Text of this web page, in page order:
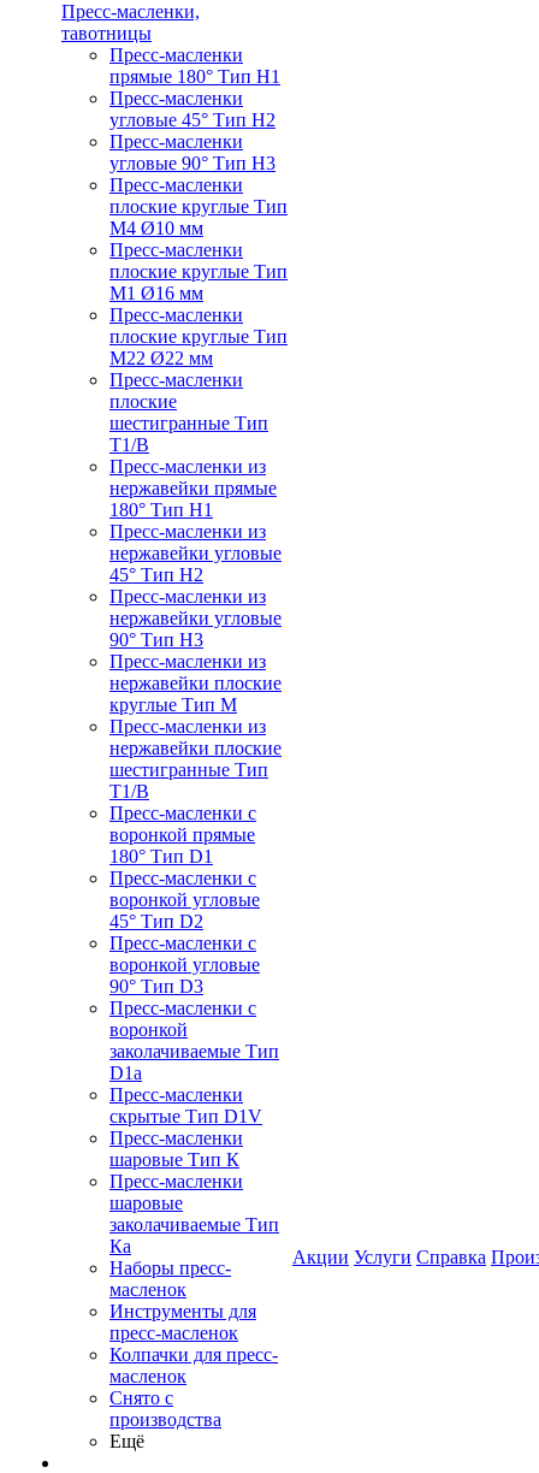
Пресс-масленки,
тавотницы
Пресс-масленки
прямые 180° Тип H1
Пресс-масленки
угловые 45° Тип H2
Пресс-масленки
угловые 90° Тип H3
Пресс-масленки
плоские круглые Тип
M4 Ø10 мм
Пресс-масленки
плоские круглые Тип
M1 Ø16 мм
Пресс-масленки
плоские круглые Тип
M22 Ø22 мм
Пресс-масленки
плоские
шестигранные Тип
T1/B
Пресс-масленки из
нержавейки прямые
180° Тип H1
Пресс-масленки из
нержавейки угловые
45° Тип H2
Пресс-масленки из
нержавейки угловые
90° Тип H3
Пресс-масленки из
нержавейки плоские
круглые Тип M
Пресс-масленки из
нержавейки плоские
шестигранные Тип
T1/B
Пресс-масленки с
воронкой прямые
180° Тип D1
Пресс-масленки с
воронкой угловые
45° Тип D2
Пресс-масленки с
воронкой угловые
90° Тип D3
Пресс-масленки с
воронкой
заколачиваемые Тип
D1a
Пресс-масленки
скрытые Тип D1V
Пресс-масленки
шаровые Тип К
Пресс-масленки
шаровые
заколачиваемые Тип
Кa
Наборы пресс-
масленок
Инструменты для
пресс-масленок
Колпачки для пресс-
масленок
Снято с
производства
Ещё
Акции Услуги Справка